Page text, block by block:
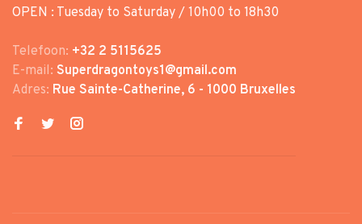
OPEN : Tuesday to Saturday / 10h00 to 18h30
Telefoon: +32 2 5115625
E-mail: Superdragontoys1@gmail.com
Adres: Rue Sainte-Catherine, 6 - 1000 Bruxelles